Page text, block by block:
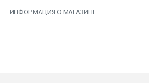
ИНФОРМАЦИЯ О МАГАЗИНЕ